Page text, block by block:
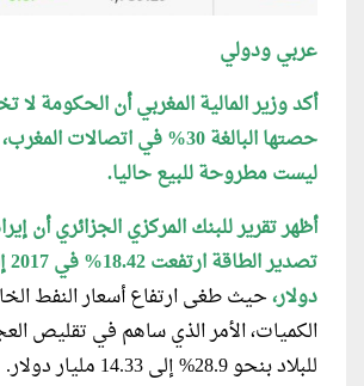
عربي ودولي
أكد وزير المالية المغربي أن الحكومة لا
حصتها البالغة 30% في اتصالات
ليست مطروحة للبيع حاليا.
أظهر تقرير للبنك المركزي الجزائري أن
دولار،حيث طغى ارتفاع أسعار النفط
الكميات، الأمر الذي ساهم في تقليص
للبلاد بنحو 28.9% إلى 14.33 مليار دولار.